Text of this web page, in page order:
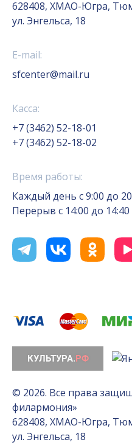
628408, ХМАО-Югра,
ул. Энгельса, 18
E-mail:
sfcenter@mail.ru
Касса:
+7 (3462) 52-18-01
+7 (3462) 52-18-02
Время работы:
Каждый день с 9:00 до
Перерыв с 14:00 до 14:40
© 2026. Все права
филармония»
628408, ХМАО-Югра,
ул. Энгельса, 18